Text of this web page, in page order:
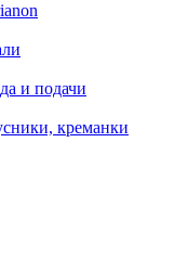
и подачи
креманки